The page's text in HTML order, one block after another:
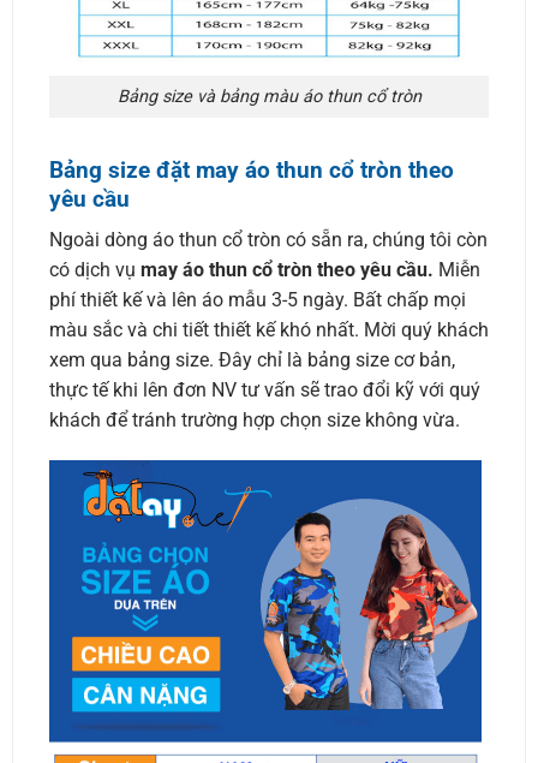
Bảng size và bảng màu áo thun cổ tròn
Bảng size đặt may áo thun cổ tròn theo
yêu cầu
Ngoài dòng áo thun cổ tròn có sẵn ra, chúng tôi còn
có dịch vụ may áo thun cổ tròn theo yêu cầu. Miễn
phí thiết kế và lên áo mẫu 3-5 ngày. Bất chấp mọi
màu sắc và chi tiết thiết kế khó nhất. Mời quý khách
xem qua bảng size. Đây chỉ là bảng size cơ bản,
thực tế khi lên đơn NV tư vấn sẽ trao đổi kỹ với quý
khách để tránh trường hợp chọn size không vừa.